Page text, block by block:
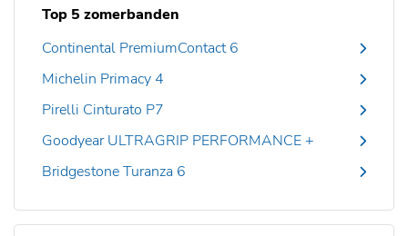
Top 5 zomerbanden
Continental PremiumContact 6
Michelin Primacy 4
Pirelli Cinturato P7
Goodyear ULTRAGRIP PERFORMANCE +
Bridgestone Turanza 6